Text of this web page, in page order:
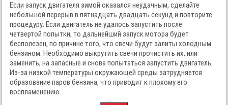
Если запуск двигателя зимой оказался неудачным, сделайте
небольшой перерыв в пятнадцать двадцать секунд и повторите
процедуру. Если двигатель не удалось запустить после
четвертой попытки, то дальнейший запуск мотора будет
бесполезен, по причине того, что свечи будут залиты холодным
бензином. Необходимо выкрутить свечи прочистить их, или
заменить, на запасные и снова попытаться запустить двигатель.
Из-за низкой температуры окружающей среды затрудняется
образование паров бензина, что приводит к плохому его
воспламенению.